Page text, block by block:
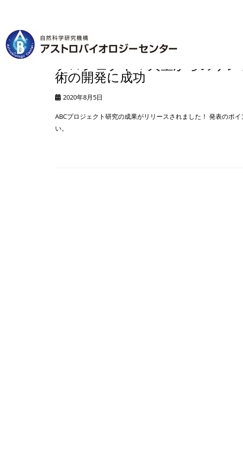
プロジェクト：火星からのサ
術の開発に成功
2020年8月5日
ABCプロジェクト研究の成果がリリースされました！ 発表のポ
い。